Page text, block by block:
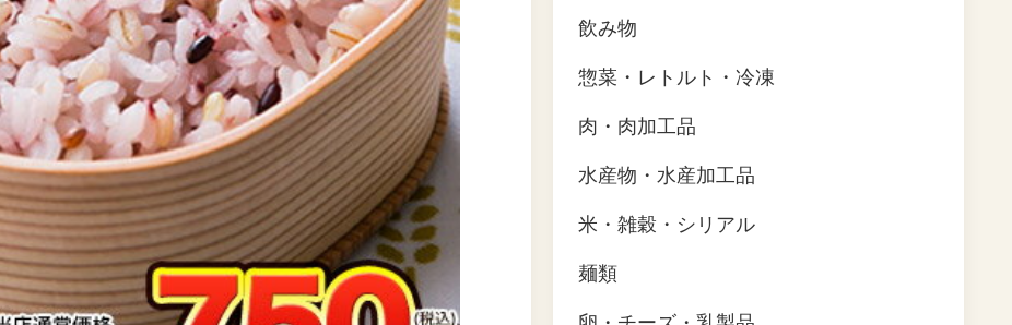
飲み物
惣菜・レトルト・冷凍
肉・肉加工品
水産物・水産加工品
米・雑穀・シリアル
麺類